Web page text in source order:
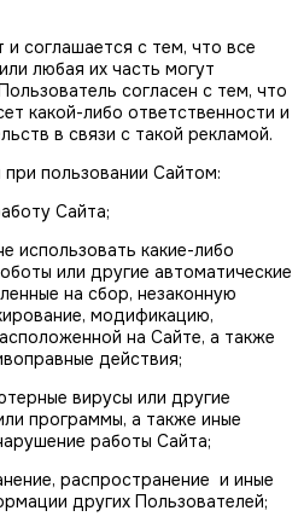
соглашается с тем, что все
любая их часть могут
согласен с тем, что
какой-либо ответственности и
в связи с такой рекламой.
пользовании Сайтом:
Сайта;
использовать какие-либо
или другие автоматические
на сбор, незаконную
модификацию,
на Сайте, а также
действия;
вирусы или другие
программы, а также иные
работы Сайта;
распространение и иные
других Пользователей;